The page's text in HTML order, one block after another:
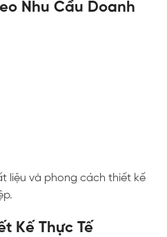
Nhu Cầu Doanh
liệu và phong cách thiết kế
Kế Thực Tế